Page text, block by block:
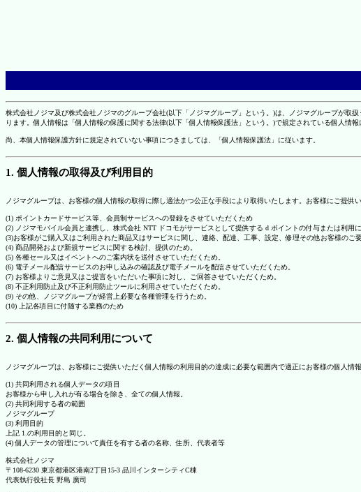
株式会社ノジマ及び株式会社ノジマのグループ会社(以下「ノジマグループ」という。)は、ノジマグループが
ります。個人情報は「個人情報の保護に関する法律(以下「個人情報保護法」という。)で規定されている個人
尚、本個人情報保護方針に規定されていない事項につきましては、「個人情報保護法」に従います。
1. 個人情報の取得及び利用目的
ノジマグループは、お客様の個人情報の取得に際し適法かつ公正な手段により取得いたします。お客様にご提
(1) ポイントカードサービス等、会員制サービスへの登録をさせていただくため
(2) ノジマモバイル会員と連携し、株式会社 NTT ドコモがサービスとして提供する d ポイントの付与または利用
(3)お客様がご購入又はご利用された商品又はサービスに関し、連絡、配達、工事、設定、修理その他お客様のご
(4) 商品開発および新規サービスに関する検討、提供のため。
(5) 各種セール又はイベントへのご案内状を送付させていただくため。
(6) 電子メール配信サービスのお申し込みの確認及び電子メールを配信させていただくため。
(7) お客様よりご意見又はご提言をいただいた事項に対し、ご回答させていただくため。
(8) 不正利用防止及び不正利用防止ツールに利用させていただくため。
(9) その他、ノジマグループが経営上必要な各種管理を行うため。
(10) 上記各項目に付随する業務のため
2. 個人情報の共同利用について
ノジマグループは、お客様にご提供いただく個人情報の利用目的の達成に必要な範囲内で適正にお客様の個人情
(1) 共同利用される個人データの項目
お客様から申し入れが有る場合を除き、全ての個人情報。
(2) 共同利用する者の範囲
ノジマグループ
(3) 利用目的
上記 1.の利用目的と同じ。
(4) 個人データの管理について責任を有する者の名称、住所、代表者等
株式会社ノジマ
〒108-6230 東京都港区港南2丁目15-3 品川インターシティC棟
代表執行役社長 野島 廣司